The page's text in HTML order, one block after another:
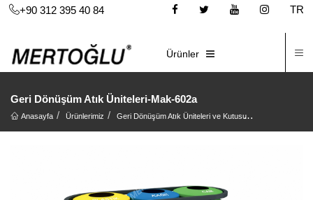
+90 312 395 40 84
TR
Ürünler
Geri Dönüşüm Atık Üniteleri-Mak-602a
Anasayfa Ürünlerimiz Geri Dönüşüm Atık Üniteleri ve Kutusu